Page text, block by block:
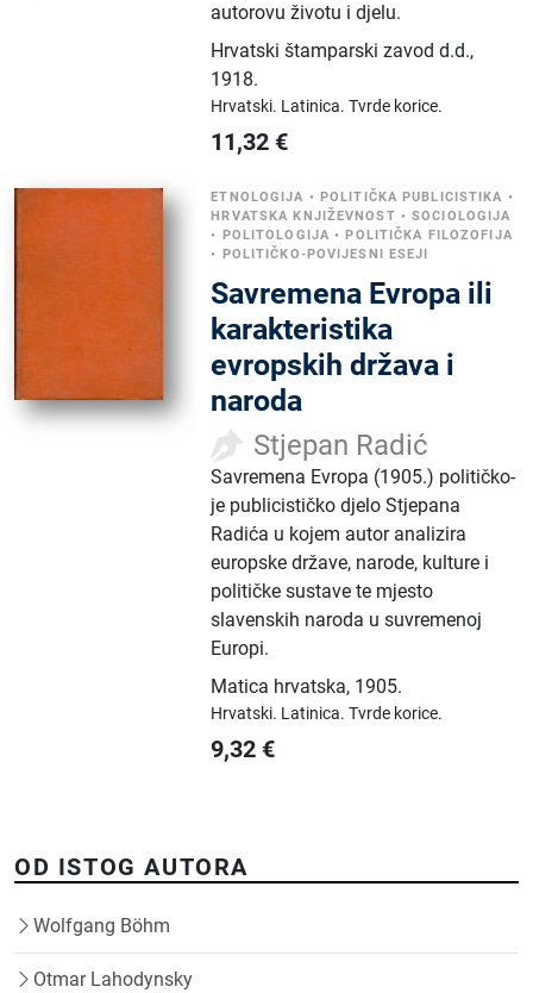
autorovu životu i djelu.
Hrvatski štamparski zavod d.d.,
1918.
Hrvatski. Latinica.Tvrde korice.
11,32 €
ETNOLOGIJA • POLITIČKA PUBLICISTIKA •
HRVATSKA KNJIŽEVNOST •SOCIOLOGIJA
•
POLITOLOGIJA • POLITIČKA FILOZOFIJA
•
POLITIČKO-POVIJESNI ESEJI
Savremena Evropa ili
karakteristika
evropskih država i
naroda
Stjepan Radić
Savremena Evropa (1905.) političko-
je publicističko djelo Stjepana
Radića u kojem autor analizira
europske države, narode, kulture i
političke sustave te mjesto
slavenskih naroda u suvremenoj
Europi.
Matica hrvatska, 1905.
Hrvatski. Latinica.Tvrde korice.
9,32 €
OD ISTOG AUTORA
Wolfgang Böhm
Otmar Lahodynsky